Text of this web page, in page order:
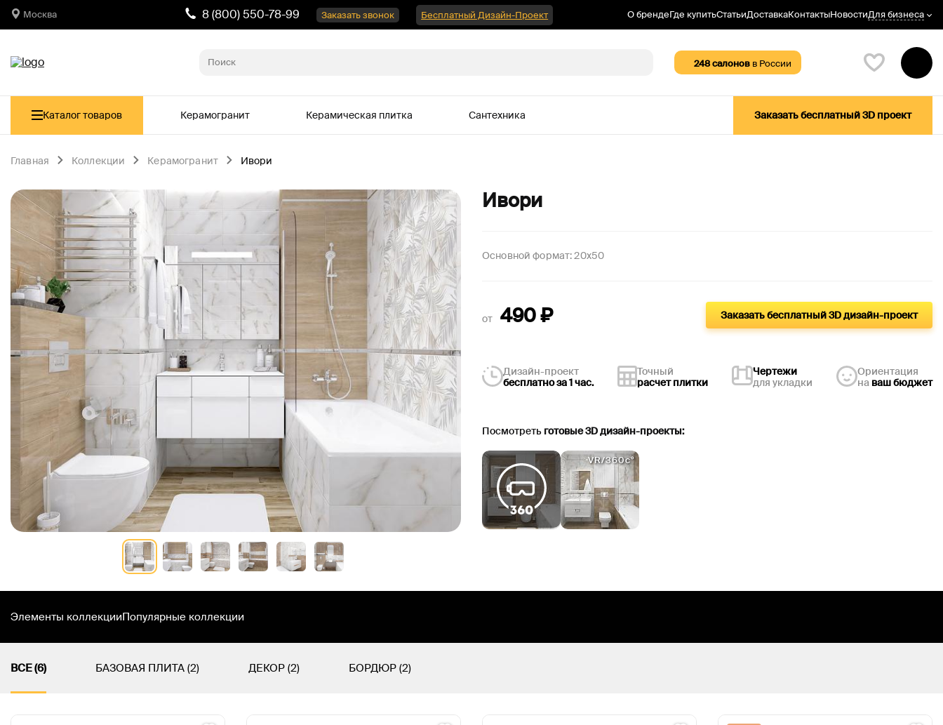
Москва 8 (800) 550-78-99 Заказать звонок Бесплатный Дизайн-Проект О брендеГде купитьСтатьиДоставкаКонтактыНовостиДля бизнеса
248салонов в России
Каталог товаров Керамогранит Керамическая плитка Сантехника Заказать бесплатный 3D проект
Главная Коллекции Керамогранит Ивори
Ивори
Основной формат:20x50
от 490₽ Заказать бесплатный 3D дизайн-проект
Дизайн-проект
бесплатно за 1 час.
Точный
расчет плитки
Чертежи
для укладки
Ориентация
на ваш бюджет
Посмотреть готовые 3D дизайн-проекты:
VR/360c°
Элементы коллекцииПопулярные коллекции
ВСЕ (6) БАЗОВАЯ ПЛИТА (2) ДЕКОР (2) БОРДЮР (2)